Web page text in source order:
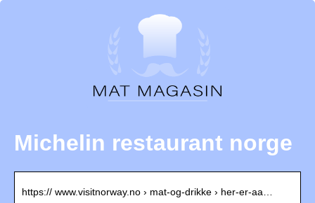
Michelin restaurant norge
https:// www.visitnorway.no › mat-og-drikke › her-er-aa…